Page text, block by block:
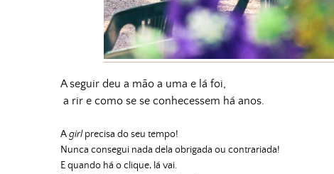
A seguir deu a mão a uma e lá foi,
a rir e como se se conhecessem há anos.
Agirlprecisa do seu tempo!
Nunca consegui nada dela obrigada ou contrariada!
E quando há o clique, lá vai.